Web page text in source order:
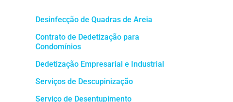
Desinfecção de Quadras de Areia
Contrato de Dedetização para
Condomínios
Dedetização Empresarial e Industrial
Serviços de Descupinização
Serviço de Desentupimento